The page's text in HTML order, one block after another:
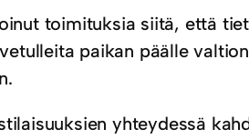
toimituksia siitä, että
paikan päälle
yhteydessä